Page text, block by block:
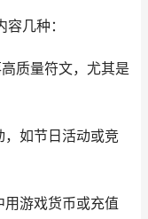
几种：
质量符文，尤其是
如节日活动或竞
游戏货币或充值